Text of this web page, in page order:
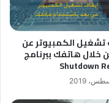
تشغيل الكمبيوتر عن
خلال هاتفك ببرنامج
Shutdown